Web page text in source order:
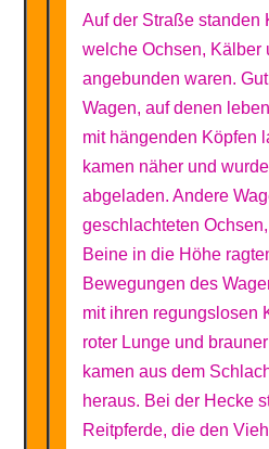
Auf der Straße standen
welche Ochsen, Kälber
angebunden waren.
Wagen, auf denen
mit hängenden Köpfen
kamen näher und
abgeladen. Andere
geschlachteten
Beine in die Höhe
Bewegungen des
mit ihren regungslosen
roter Lunge und
kamen aus dem
heraus. Bei der Hecke
Reitpferde, die den